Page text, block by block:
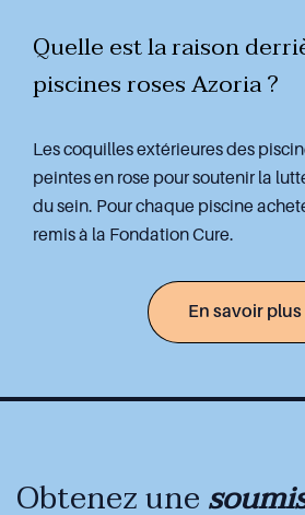
Quelle est la raison
piscines roses Azoria ?
Les coquilles extérieures des
peintes en rose pour soutenir la
du sein. Pour chaque piscine
remis à la Fondation Cure.
En savoir plus
Obtenez une